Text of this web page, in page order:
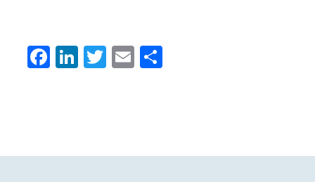
Facebook
LinkedIn
Twitter
Email